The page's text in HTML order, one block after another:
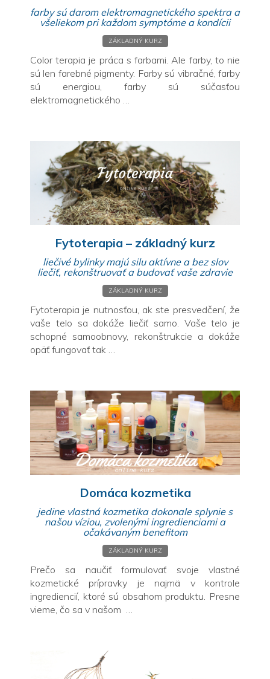
farby sú darom elektromagnetického spektra a
všeliekom pri každom symptóme a kondícii
ZÁKLADNÝ KURZ
Color terapia je práca s farbami. Ale farby, to nie
sú len farebné pigmenty. Farby sú vibračné, farby
sú energiou, farby sú súčasťou
elektromagnetického …
Fytoterapia – základný kurz
liečivé bylinky majú silu aktívne a bez slov
liečiť, rekonštruovať a budovať vaše zdravie
ZÁKLADNÝ KURZ
Fytoterapia je nutnosťou, ak ste presvedčení, že
vaše telo sa dokáže liečiť samo. Vaše telo je
schopnésamoobnovy, rekonštrukcie a dokáže
opäť fungovať tak …
Domáca kozmetika
jedine vlastná kozmetika dokonale splynie s
našou víziou, zvolenými ingredienciami a
očakávaným benefitom
ZÁKLADNÝ KURZ
Prečo sa naučiť formulovať svoje vlastné
kozmetické prípravky je najmä v kontrole
ingrediencií, ktoré sú obsahom produktu. Presne
vieme, čo sa v našom …